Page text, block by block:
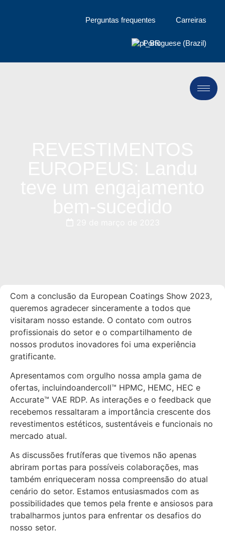
Perguntas frequentes Carreiras
Portuguese (Brazil)
Com a conclusão da European Coatings Show 2023,
queremos agradecer sinceramente a todos que
visitaram nosso estande. O contato com outros
profissionais do setor e o compartilhamento de
nossos produtos inovadores foi uma experiência
gratificante.
Apresentamos com orgulho nossa ampla gama de
ofertas, incluindoandercoll™ HPMC, HEMC, HEC e
Accurate™ VAE RDP. As interações e o feedback que
recebemos ressaltaram a importância crescente dos
revestimentos estéticos, sustentáveis e funcionais no
mercado atual.
As discussões frutíferas que tivemos não apenas
abriram portas para possíveis colaborações, mas
também enriqueceram nossa compreensão do atual
cenário do setor. Estamos entusiasmados com as
possibilidades que temos pela frente e ansiosos para
trabalharmos juntos para enfrentar os desafios do
nosso setor.